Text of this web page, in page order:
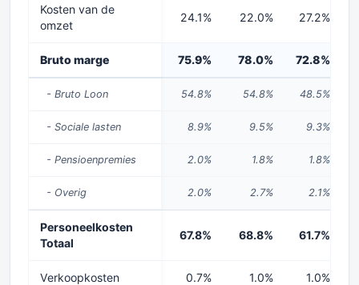
Kosten van de
omzet
24.1% 22.0% 27.2%
Bruto marge 75.9% 78.0% 72.8%
- Bruto Loon 54.8% 54.8% 48.5%
- Sociale lasten 8.9% 9.5% 9.3%
- Pensioenpremies 2.0% 1.8% 1.8%
- Overig 2.0% 2.7% 2.1%
Personeelkosten
Totaal
67.8% 68.8% 61.7%
Verkoopkosten 0.7% 1.0% 1.0%